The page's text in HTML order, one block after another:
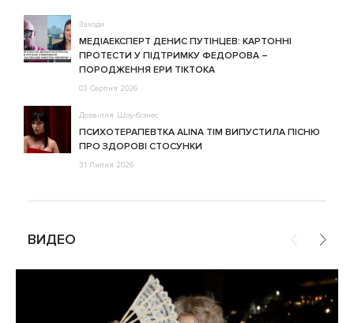
Заходи
МЕДІАЕКСПЕРТ ДЕНИС ПУТІНЦЕВ: КАРТОННІ
ПРОТЕСТИ У ПІДТРИМКУ ФЕДОРОВА –
ПОРОДЖЕННЯ ЕРИ ТІКТОКА
03 Серпня 2026
Дозвілля Шоу-бізнес
ПСИХОТЕРАПЕВТКА ALINA TIM ВИПУСТИЛА ПІСНЮ
ПРО ЗДОРОВІ СТОСУНКИ
31 Липня 2026
ВИДЕО